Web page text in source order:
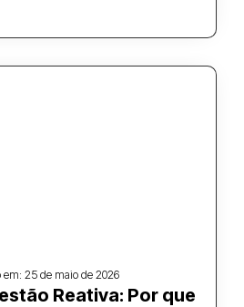
em: 25 de maio de 2026
Reativa: Por que